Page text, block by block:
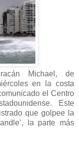
Michael, de
en la costa
el Centro
Este
que golpee la
la parte más